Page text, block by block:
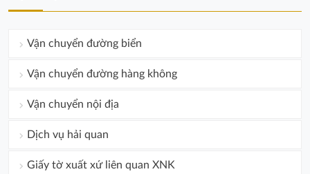
Vận chuyển đường biển
Vận chuyển đường hàng không
Vận chuyển nội địa
Dịch vụ hải quan
Giấy tờ xuất xứ liên quan XNK